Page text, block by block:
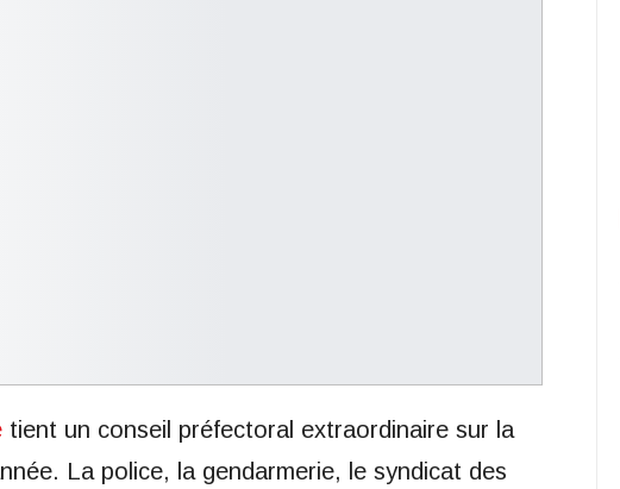
tient un conseil préfectoral extraordinaire sur la
La police, la gendarmerie, le syndicat des